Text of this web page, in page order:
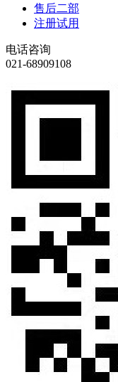
售后二部
注册试用
电话咨询
021-68909108